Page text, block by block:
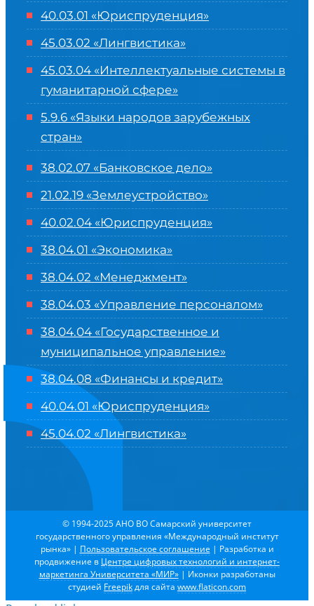
40.03.01 «Юриспруденция»
45.03.02 «Лингвистика»
45.03.04 «Интеллектуальные системы в
гуманитарной сфере»
5.9.6 «Языки народов зарубежных
стран»
38.02.07 «Банковское дело»
21.02.19 «Землеустройство»
40.02.04 «Юриспруденция»
38.04.01 «Экономика»
38.04.02 «Менеджмент»
38.04.03 «Управление персоналом»
38.04.04 «Государственное и
муниципальное управление»
38.04.08 «Финансы и кредит»
40.04.01 «Юриспруденция»
45.04.02 «Лингвистика»
© 1994-2025 АНО ВО Самарский университет
государственного управления «Международный институт
рынка» | Пользовательское соглашение | Разработка и
продвижение в Центре цифровых технологий и интернет-
маркетинга Университета «МИР»| Иконки разработаны
студией Freepikдля сайта www.flaticon.com